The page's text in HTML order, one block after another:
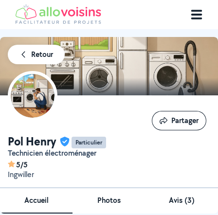
Retour
Pol Henry Particulier
Technicien électroménager
5/5
Ingwiller
Partager
Partager
Accueil Photos Avis (3)